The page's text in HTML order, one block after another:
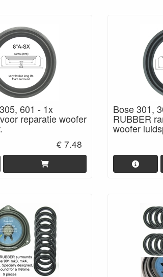
601 - 1x
reparatie woofer
€ 7.48
Bose 301,
RUBBER
woofer